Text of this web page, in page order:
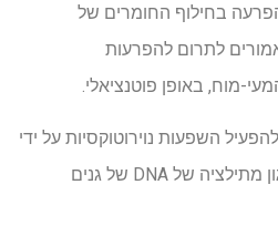
בחילוף החומרים של
לתרום להפרעות
מוח, באופן פוטנציאלי.
השפעות נוירוטוקסיות על ידי
הפעלת שינויים אפיגנטיים, כגון מתילציה של DNA של גנים